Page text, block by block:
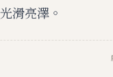
滑亮澤。